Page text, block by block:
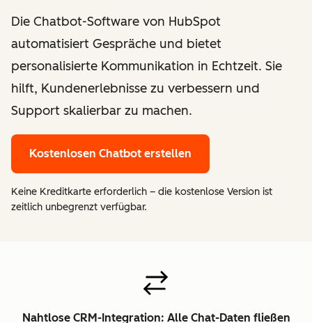
Die Chatbot-Software von HubSpot
automatisiert Gespräche und bietet
personalisierte Kommunikation in Echtzeit. Sie
hilft, Kundenerlebnisse zu verbessern und
Support skalierbar zu machen.
Kostenlosen Chatbot erstellen
Keine Kreditkarte erforderlich – die kostenlose Version ist
zeitlich unbegrenzt verfügbar.
Nahtlose CRM-Integration: Alle Chat-Daten fließen